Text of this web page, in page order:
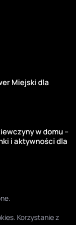
Miejski dla
w domu –
i aktywności dla
Korzystanie z